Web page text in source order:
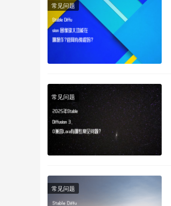
常见问题
常见问题
常见问题